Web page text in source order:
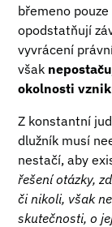
břemeno
opodstatňují
vyvrácení
však
okolnosti
Z konstantní
dlužník musí
nestačí, aby
řešení otázky,
či nikoli, však
skutečnosti, o